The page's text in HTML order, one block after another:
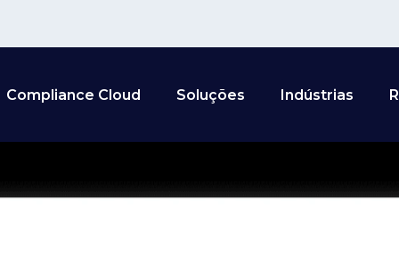
Compliance Cloud Soluções Indústrias